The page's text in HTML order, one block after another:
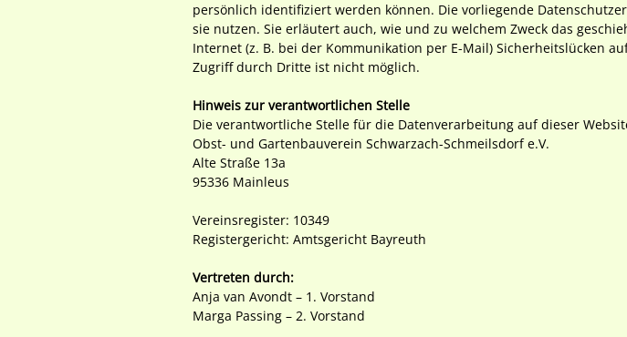
persönlich identifiziert werden können. Die vorliegende
sie nutzen. Sie erläutert auch, wie und zu welchem Zweck das
Internet (z. B. bei der Kommunikation per E-Mail) Sicherheitslücken
Zugriff durch Dritte ist nicht möglich.
Hinweis zur verantwortlichen Stelle
Die verantwortliche Stelle für die Datenverarbeitung auf dieser
Obst- und Gartenbauverein Schwarzach-Schmeilsdorf e.V.
Alte Straße 13a
95336 Mainleus
Vereinsregister: 10349
Registergericht: Amtsgericht Bayreuth
Vertreten durch:
Anja van Avondt – 1. Vorstand
Marga Passing – 2. Vorstand